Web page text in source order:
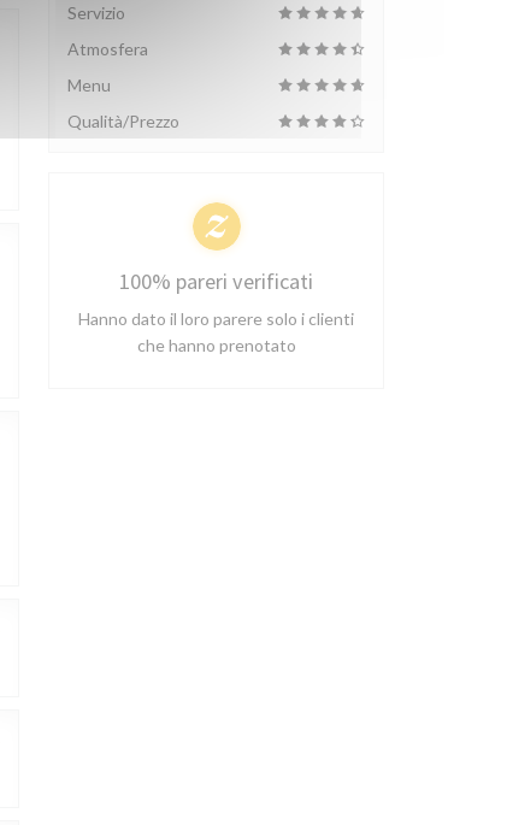
Servizio
Atmosfera
Menu
Qualità/Prezzo
100% pareri verificati
Hanno dato il loro parere solo i clienti
che hanno prenotato